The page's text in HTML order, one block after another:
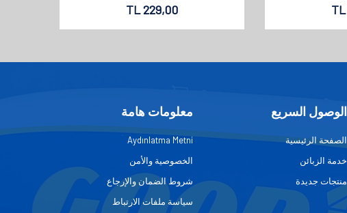
TL
229,00
TL
الوصول السريع
الصفحة الرئيسية
خدمة الزبائن
منتجات جديدة
معلومات هامة
Aydınlatma Metni
الخصوصية والأمن
شروط الضمان والإرجاع
سياسة ملفات الارتباط